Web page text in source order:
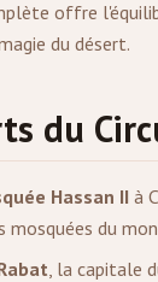
offre
du désert.
du
Hassan II à
mosquées du
, la capitale